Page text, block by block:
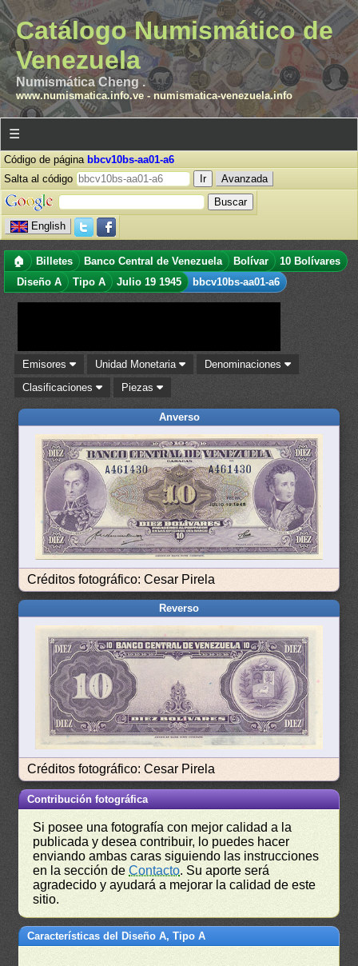
Catálogo Numismático de
Venezuela
Numismática Cheng .
www.numismatica.info.ve- numismatica-venezuela.info
☰
Código de página bbcv10bs-aa01-a6
Salta al código
Avanzada
English
🏠 Billetes Banco Central de Venezuela Bolívar
10 Bolívares
Diseño A
Tipo A Julio 19 1945 bbcv10bs-aa01-a6
Emisores Unidad Monetaria
Denominaciones
Clasificaciones
Piezas
Anverso
Créditos fotográfico: Cesar Pirela
Reverso
Créditos fotográfico: Cesar Pirela
Contribución fotográfica
Si posee una fotografía con mejor calidad a la
publicada y desea contribuir, lo puedes hacer
enviando ambas caras siguiendo las instrucciones
en la sección deContacto. Su aporte será
agradecido y ayudará a mejorar la calidad de este
sitio.
Características del Diseño A, Tipo A